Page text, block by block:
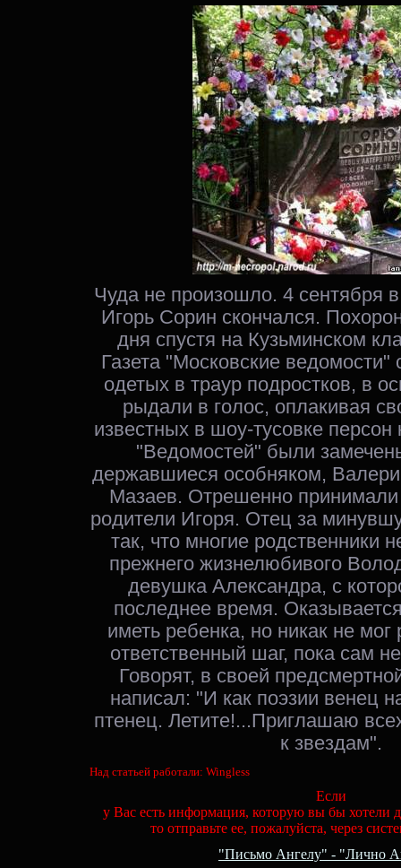
Чуда не произошло. 4 сентября
Игорь Сорин скончался.
дня спустя на Кузьминском
Газета "Московские
одетых в траур подростков, в
рыдали в голос, оплакивая
известных в шоу-тусовке персон
"Ведомостей" были
державшиеся особняком,
Мазаев. Отрешенно принимали
родители Игоря. Отец за
так, что многие родственники
прежнего жизнелюбивого
девушка Александра, с
последнее время.
иметь ребенка, но никак не мог
ответственный шаг, пока сам
Говорят, в своей
написал: "И как поэзии венец
птенец. Летите!...Приглашаю
к звездам".
Над статьей работали: Wingless
Если
у Вас есть информация, которую вы бы хотели
то отправьте ее, пожалуйста, через
"Письмо Ангелу" - "Лично